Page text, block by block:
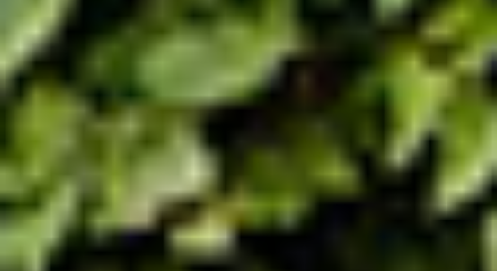
第三方资产管理机构
新闻中心/瑞联卓见
联系